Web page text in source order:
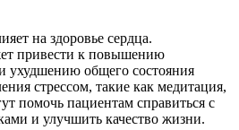
на здоровье сердца.
привести к повышению
ухудшению общего состояния
стрессом, такие как медитация,
помочь пациентам справиться с
и улучшить качество жизни.